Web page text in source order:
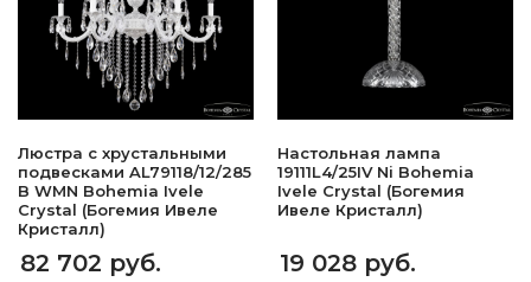
Люстра с хрустальными
подвесками AL79118/12/285
B WMN Bohemia Ivele
Crystal (Богемия Ивеле
Кристалл)
82 702 руб.
Настольная лампа
19111L4/25IV Ni Bohemia
Ivele Crystal (Богемия
Ивеле Кристалл)
19 028 руб.